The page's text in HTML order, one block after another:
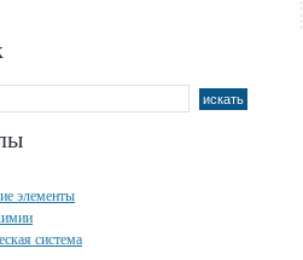
элементы
система